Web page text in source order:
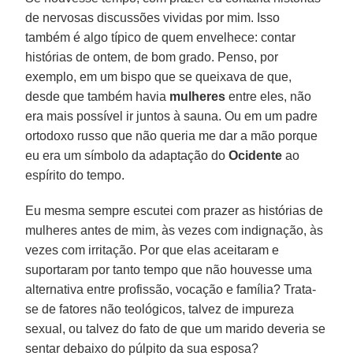
de nervosas discussões vividas por mim. Isso
também é algo típico de quem envelhece: contar
histórias de ontem, de bom grado. Penso, por
exemplo, em um bispo que se queixava de que,
desde que também havia mulheres entre eles, não
era mais possível ir juntos à sauna. Ou em um padre
ortodoxo russo que não queria me dar a mão porque
eu era um símbolo da adaptação doOcidente ao
espírito do tempo.
Eu mesma sempre escutei com prazer as histórias de
mulheres antes de mim, às vezes com indignação, às
vezes com irritação. Por que elas aceitaram e
suportaram por tanto tempo que não houvesse uma
alternativa entre profissão, vocação e família? Trata-
se de fatores não teológicos, talvez de impureza
sexual, ou talvez do fato de que um marido deveria se
sentar debaixo do púlpito da sua esposa?